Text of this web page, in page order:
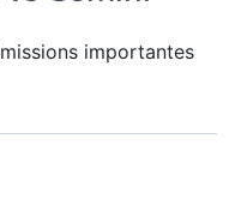
importantes